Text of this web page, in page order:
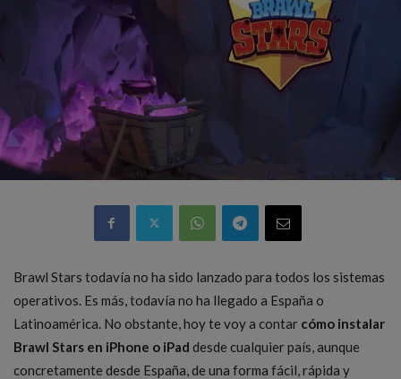
Brawl Stars todavía no ha sido lanzado para todos los sistemas
operativos. Es más, todavía no ha llegado a España o
Latinoamérica. No obstante, hoy te voy a contar cómo instalar
Brawl Stars en iPhone o iPad desde cualquier país, aunque
concretamente desde España, de una forma fácil, rápida y